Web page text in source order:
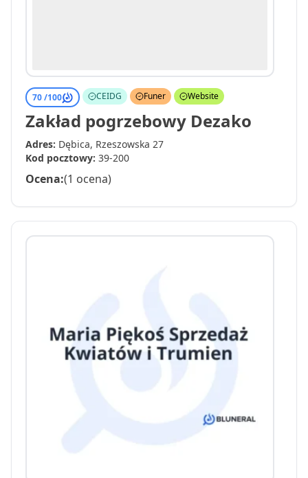
70 /100 CEIDG Funer Website
Zakład pogrzebowy Dezako
Adres: Dębica, Rzeszowska 27
Kod pocztowy: 39-200
Ocena:(1 ocena)